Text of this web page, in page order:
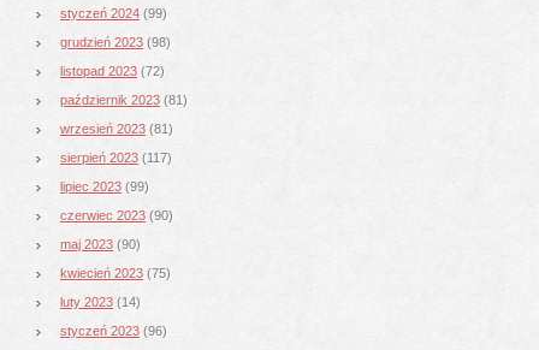
styczeń 2024 (99)
grudzień 2023 (98)
listopad 2023 (72)
październik 2023 (81)
wrzesień 2023 (81)
sierpień 2023 (117)
lipiec 2023 (99)
czerwiec 2023 (90)
maj 2023 (90)
kwiecień 2023 (75)
luty 2023 (14)
styczeń 2023 (96)